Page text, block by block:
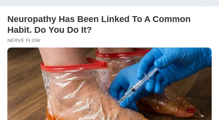
La gente es simplemente molesta.
Exagerada.”
Esperé.
“Esa camarera conoce a alguien”, dijo finalmente.